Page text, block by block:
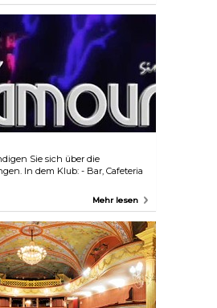
Sie sich über die
In dem Klub: - Bar, Cafeteria
Mehr lesen